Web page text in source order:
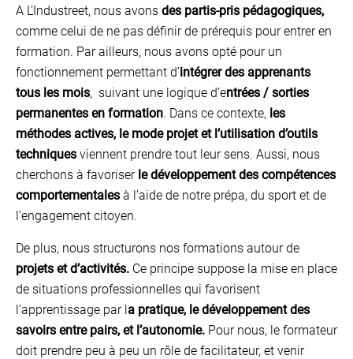
A L’Industreet, nous avons des partis-pris pédagogiques,
comme celui de ne pas définir de prérequis pour entrer en
formation. Par ailleurs, nous avons opté pour un
fonctionnement permettant d’intégrer des apprenants
tous les mois, suivant une logique d’entrées / sorties
permanentes en formation. Dans ce contexte, les
méthodes actives, le mode projet et l’utilisation d’outils
techniques viennent prendre tout leur sens. Aussi, nous
cherchons à favoriser le développement des compétences
comportementales à l’aide de notre prépa, du sport et de
l’engagement citoyen.
De plus, nous structurons nos formations autour de
projets et d’activités. Ce principe suppose la mise en place
de situations professionnelles qui favorisent
l’apprentissage par la pratique, le développement des
savoirs entre pairs, et l’autonomie. Pour nous, le formateur
doit prendre peu à peu un rôle de facilitateur, et venir